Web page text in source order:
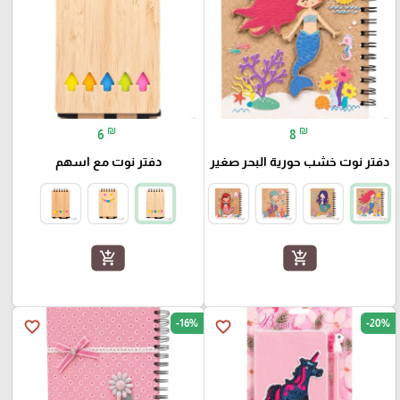
8 ₪
دفتر نوت خشب حورية البحر صغير
add_shopping_cart
6 ₪
دفتر نوت مع اسهم
add_shopping_cart
favorite_border -20%
favorite_border -16%